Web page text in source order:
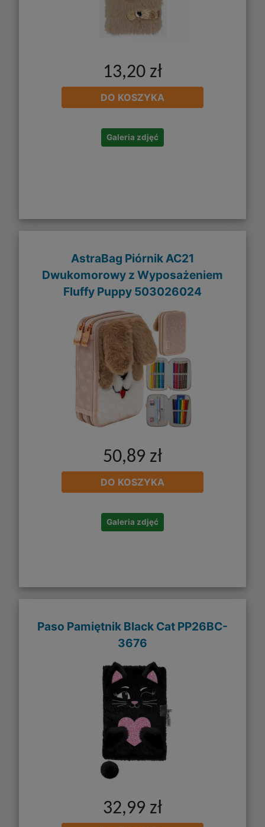
13,20 zł
DO KOSZYKA
Galeria zdjęć
AstraBag Piórnik AC21
Dwukomorowy z Wyposażeniem
Fluffy Puppy 503026024
50,89 zł
DO KOSZYKA
Galeria zdjęć
Paso Pamiętnik Black Cat PP26BC-
3676
32,99 zł